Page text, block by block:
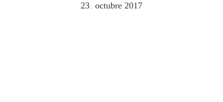
23 . octubre 2017